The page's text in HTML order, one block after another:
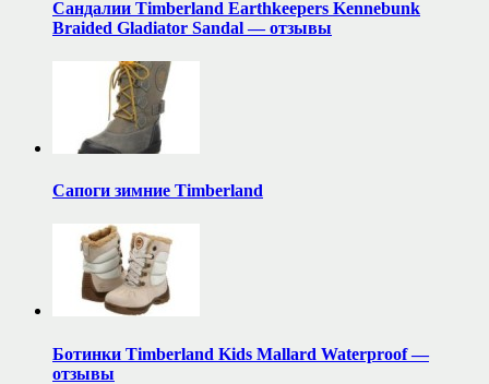
Сандалии Timberland Earthkeepers Kennebunk
Braided Gladiator Sandal — отзывы
Сапоги зимние Timberland
Ботинки Timberland Kids Mallard Waterproof —
отзывы